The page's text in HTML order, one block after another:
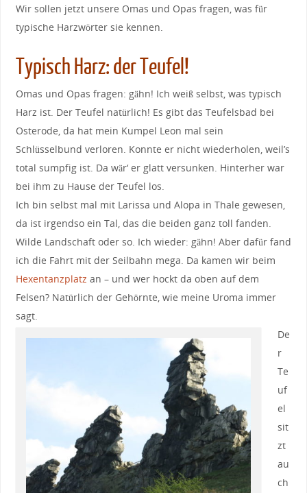
Wir sollen jetzt unsere Omas und Opas fragen, was für
typische Harzwörter sie kennen.
Typisch Harz: der Teufel!
Omas und Opas fragen: gähn! Ich weiß selbst, was typisch
Harz ist. Der Teufel natürlich! Es gibt das Teufelsbad bei
Osterode, da hat mein Kumpel Leon mal sein
Schlüsselbund verloren. Konnte er nicht wiederholen, weil’s
total sumpfig ist. Da wär‘ er glatt versunken. Hinterher war
bei ihm zu Hause der Teufel los.
Ich bin selbst mal mit Larissa und Alopa in Thale gewesen,
da ist irgendso ein Tal, das die beiden ganz toll fanden.
Wilde Landschaft oder so. Ich wieder: gähn! Aber dafür fand
ich die Fahrt mit der Seilbahn mega. Da kamen wir beim
Hexentanzplatz an – und wer hockt da oben auf dem
Felsen? Natürlich der Gehörnte, wie meine Uroma immer
sagt.
De
r
Te
uf
el
sit
zt
au
ch